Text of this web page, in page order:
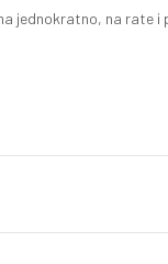
jednokratno, na rate i